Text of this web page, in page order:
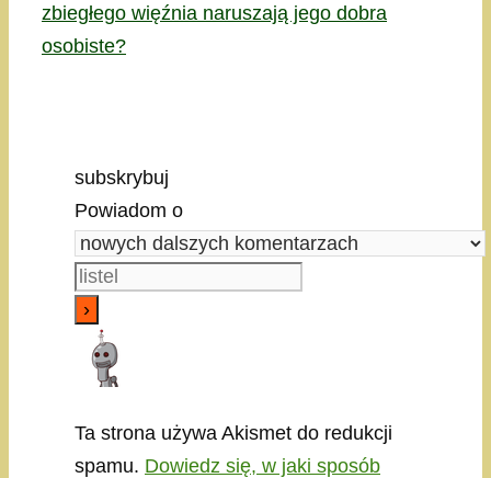
zbiegłego więźnia naruszają jego dobra
osobiste?
subskrybuj
Powiadom o
Ta strona używa Akismet do redukcji
spamu. Dowiedz się, w jaki sposób